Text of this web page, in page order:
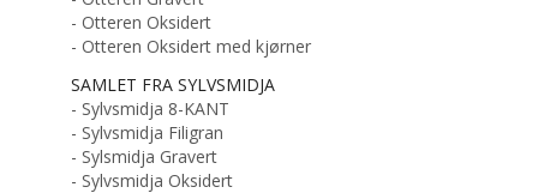
- Otteren Oksidert
- Otteren Oksidert med kjørner
SAMLET FRA SYLVSMIDJA
- Sylvsmidja 8-KANT
- Sylvsmidja Filigran
- Sylsmidja Gravert
- Sylvsmidja Oksidert